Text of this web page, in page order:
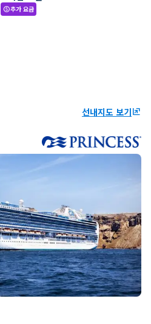
paid추가 요금
선내지도 보기ungroup